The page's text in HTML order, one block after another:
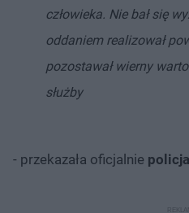
człowieka. Nie bał się
oddaniem realizował
pozostawał wierny
służby
- przekazała oficjalnie